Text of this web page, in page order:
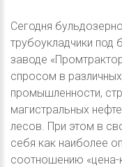
Сегодня
трубоукладчики под
заводе
спросом в
промышленности,
магистральных
лесов. При этом в
себя как наиболее
соотношению «цена-